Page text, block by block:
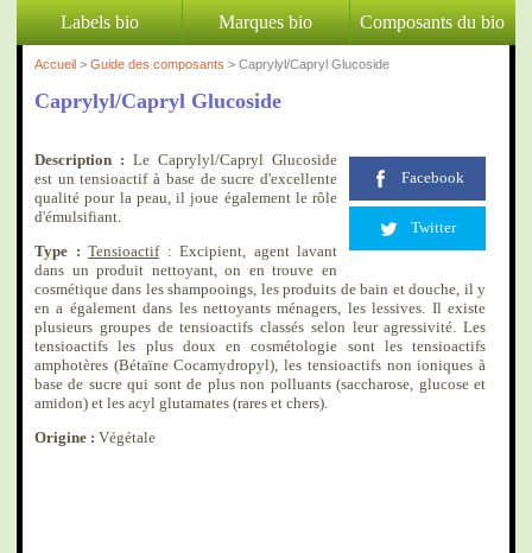
Labels bio Marques bio Composants du bio
Accueil > Guide des composants > Caprylyl/Capryl Glucoside
Caprylyl/Capryl Glucoside
Facebook
Twitter
Description : Le Caprylyl/Capryl Glucoside
est un tensioactif à base de sucre d'excellente
qualité pour la peau, il joue également le rôle
d'émulsifiant.
Type : Tensioactif: Excipient, agent lavant
dans un produit nettoyant, on en trouve en
cosmétique dans les shampooings, les produits de bain et douche, il y
en a également dans les nettoyants ménagers, les lessives. Il existe
plusieurs groupes de tensioactifs classés selon leur agressivité. Les
tensioactifs les plus doux en cosmétologie sont les tensioactifs
amphotères (Bétaïne Cocamydropyl), les tensioactifs non ioniques à
base de sucre qui sont de plus non polluants (saccharose, glucose et
amidon) et les acyl glutamates (rares et chers).
Origine : Végétale